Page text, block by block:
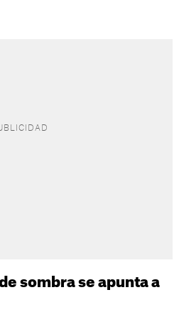
sombra se apunta a